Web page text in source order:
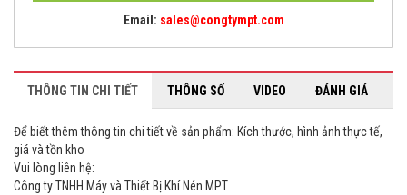
Email: sales@congtympt.com
THÔNG TIN CHI TIẾT THÔNG SỐ VIDEO ĐÁNH GIÁ
Để biết thêm thông tin chi tiết về sản phẩm: Kích thước, hình ảnh thực tế,
giá và tồn kho
Vui lòng liên hệ:
Công ty TNHH Máy và Thiết Bị Khí Nén MPT